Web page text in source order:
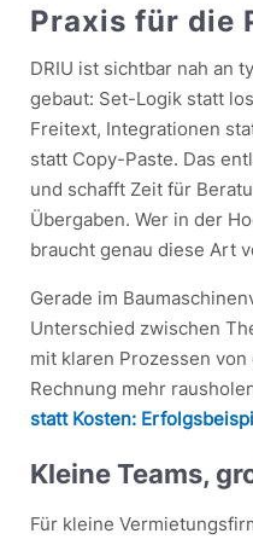
Praxis für die
DRIU ist sichtbar nah an
gebaut: Set-Logik statt
Freitext, Integrationen
statt Copy-Paste. Das
und schafft Zeit für
Übergaben. Wer in der
braucht genau diese Art
Gerade im
Unterschied zwischen
mit klaren Prozessen
Rechnung mehr
statt Kosten:
Kleine Teams,
Für kleine